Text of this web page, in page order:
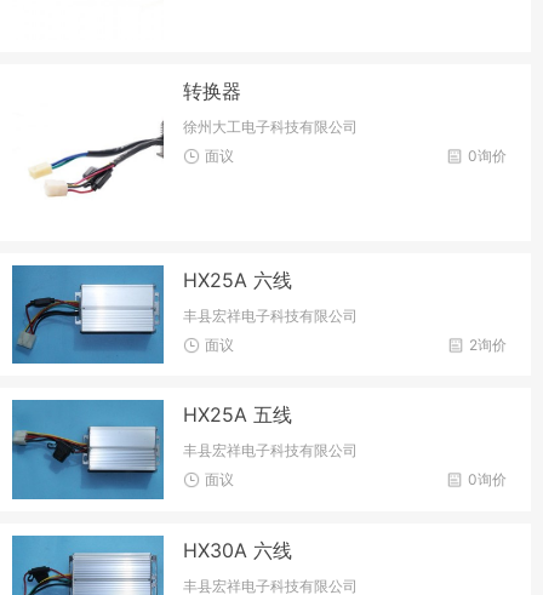
转换器
徐州大工电子科技有限公司
0询价
面议
HX25A 六线
丰县宏祥电子科技有限公司
2询价
面议
HX25A 五线
丰县宏祥电子科技有限公司
0询价
面议
HX30A 六线
丰县宏祥电子科技有限公司